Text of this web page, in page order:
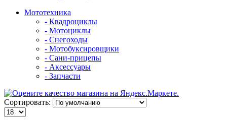
Мототехника
- Квадроциклы
- Мотоциклы
- Снегоходы
- Мотобуксировщики
- Сани-прицепы
- Аксессуары
- Запчасти
Сортировать: